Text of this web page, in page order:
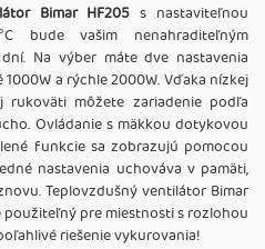
Bimar HF205 s nastaviteľnou
bude vašim nenahraditeľným
Na výber máte dve nastavenia
a rýchle 2000W. Vďaka nízkej
môžete zariadenie podľa
Ovládanie s mäkkou dotykovou
funkcie sa zobrazujú pomocou
nastavenia uchováva v pamäti,
Teplovzdušný ventilátor Bimar
použiteľný pre miestnosti s rozlohou
riešenie vykurovania!